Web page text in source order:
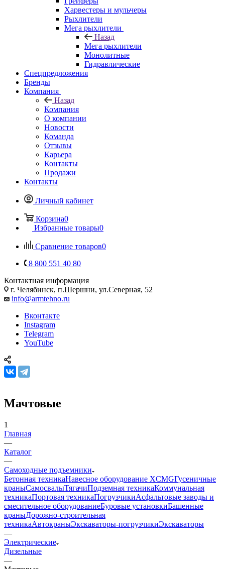
Харвестеры и мульчеры
Рыхлители
Мега рыхлители
Назад
Мега рыхлители
Монолитные
Гидравлические
Спецпредложения
Бренды
Компания
Назад
Компания
О компании
Новости
Команда
Отзывы
Карьера
Контакты
Продажи
Контакты
Личный кабинет
Корзина0
Избранные товары0
Сравнение товаров0
8 800 551 40 80
Контактная информация
г. Челябинск, п.Шершни, ул.Северная, 52
info@armtehno.ru
Вконтакте
Instagram
Telegram
YouTube
Мачтовые
1
Главная
—
Каталог
—
Самоходные подъемники
Бетонная техникаНавесное оборудование XCMGГусеничные
краныСамосвалыТягачиПодземная техникаКоммунальная
техникаПортовая техникаПогрузчикиАсфальтовые заводы и
смесительное оборудованиеБуровые установкиБашенные
краныДорожно-строительная
техникаАвтокраныЭкскаваторы-погрузчикиЭкскаваторы
—
Электрические
Дизельные
—